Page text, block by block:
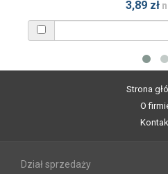
3,89 zł
Strona
O
Dział sprzedaży